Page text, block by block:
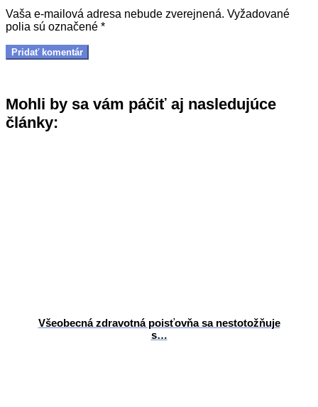
Vaša e-mailová adresa nebude zverejnená. Vyžadované
polia sú označené *
Mohli by sa vám páčiť aj nasledujúce
články:
Všeobecná zdravotná poisťovňa sa nestotožňuje
s…